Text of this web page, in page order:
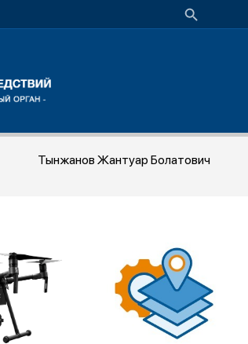
Тынжанов Жантуар Болатович